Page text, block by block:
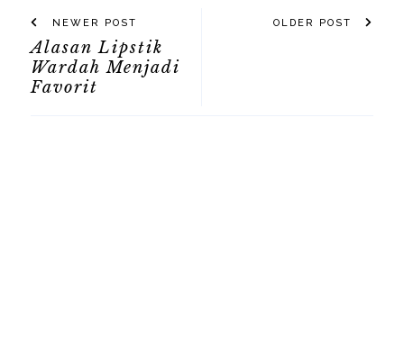
NEWER POST
Alasan Lipstik
Wardah Menjadi
Favorit
OLDER POST